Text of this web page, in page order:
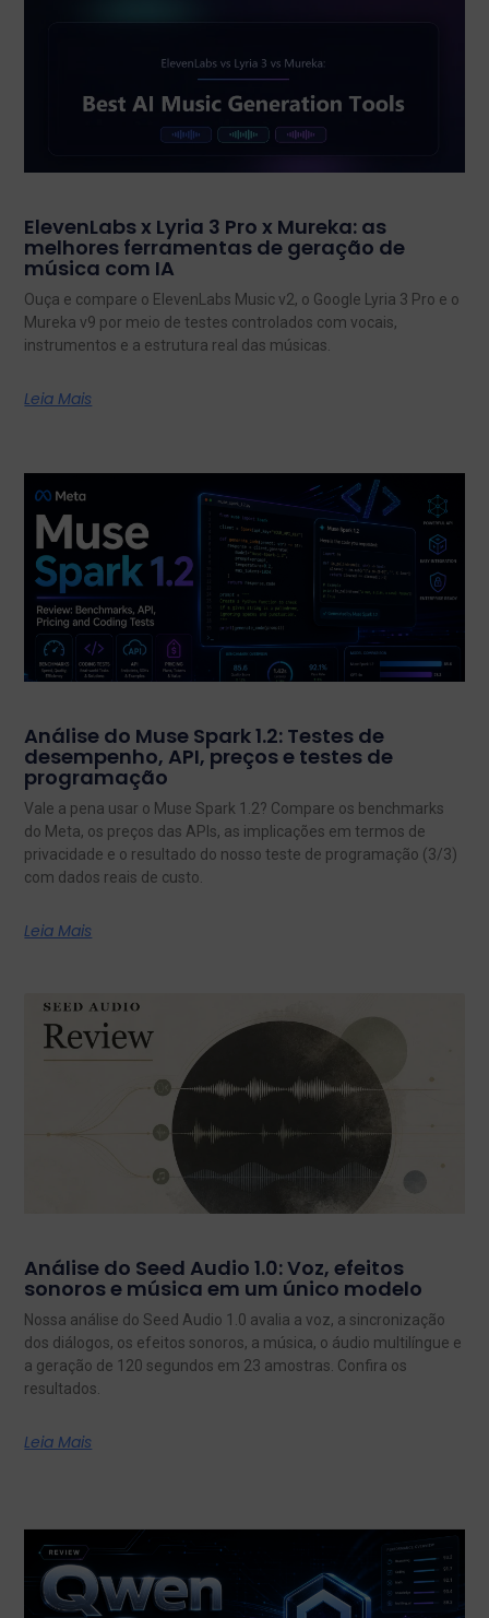
ElevenLabs x Lyria 3 Pro x Mureka: as
melhores ferramentas de geração de
música com IA
Ouça e compare o ElevenLabs Music v2, o Google Lyria 3 Pro e o
Mureka v9 por meio de testes controlados com vocais,
instrumentos e a estrutura real das músicas.
Leia Mais
Análise do Muse Spark 1.2: Testes de
desempenho, API, preços e testes de
programação
Vale a pena usar o Muse Spark 1.2? Compare os benchmarks
do Meta, os preços das APIs, as implicações em termos de
privacidade e o resultado do nosso teste de programação (3/3)
com dados reais de custo.
Leia Mais
Análise do Seed Audio 1.0: Voz, efeitos
sonoros e música em um único modelo
Nossa análise do Seed Audio 1.0 avalia a voz, a sincronização
dos diálogos, os efeitos sonoros, a música, o áudio multilíngue e
a geração de 120 segundos em 23 amostras. Confira os
resultados.
Leia Mais